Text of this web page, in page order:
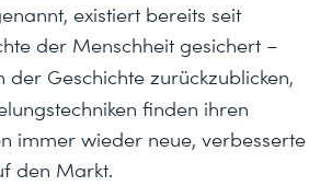
existiert bereits seit
der Menschheit gesichert –
Geschichte zurückzublicken,
finden ihren
immer wieder neue, verbesserte
den Markt.